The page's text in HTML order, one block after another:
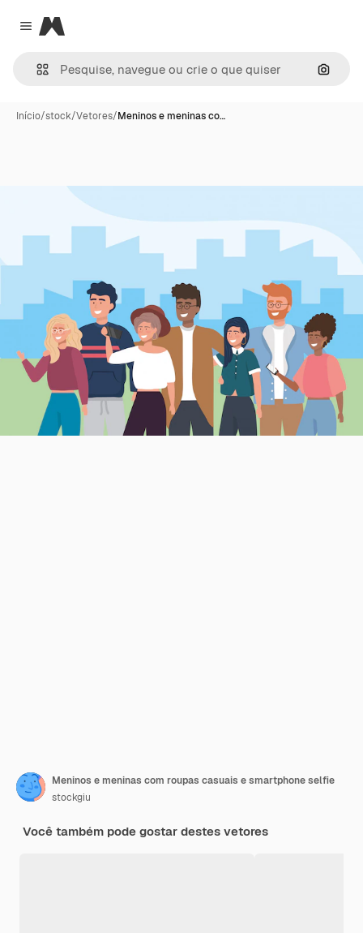
Close menu
Magnific
Início/stock/Vetores/Meninos e meninas co…
Meninos e meninas com roupas casuais e smartphone selfie
stockgiu
Você também pode gostar destes vetores